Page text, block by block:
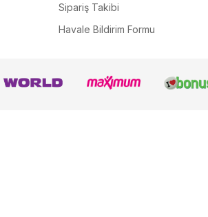
Sipariş Takibi
Havale Bildirim Formu